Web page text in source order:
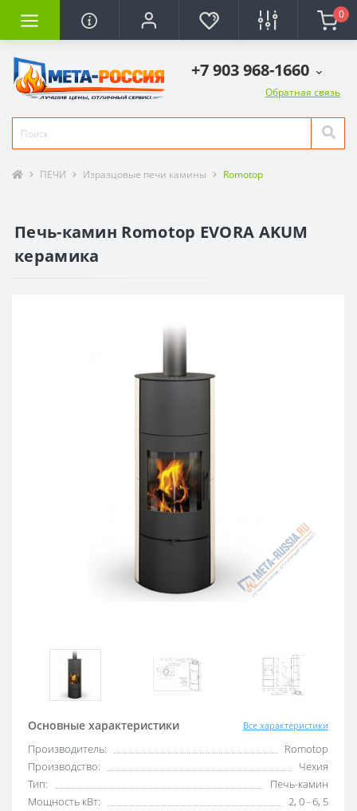
0
+7 903 968-1660
Обратная связь
ПЕЧИ Изразцовые печи камины Romotop
Печь-камин Romotop EVORA AKUM
керамика
Основные характеристики Все характеристики
Производитель:
Romotop
Производство:
Чехия
Тип:
Печь-камин
Мощность кВт:
2, 0 - 6, 5